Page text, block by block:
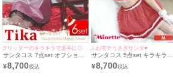
グリッターのキラキラで派手に◎
サンタコス 7点set オフショル
ダーベルト切り替えふわふわピ
ンク サンタ コスプレ [帽子＋
¥8,700
ふわモテうさぎサンタ♥
サンタコス 5点set キラキラチ
ュールハートカットバニーガー
ルふわふわ サンタ コスプレ
¥8,700